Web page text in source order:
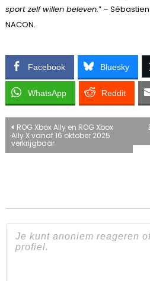
sport zelf willen beleven.” –
NACON.
Facebook Bluesky
WhatsApp Reddit
Bericht
navigatie
ROG Xbox Ally en ROG Xbox
Ally X vanaf 16 oktober 2025
verkrijgbaar